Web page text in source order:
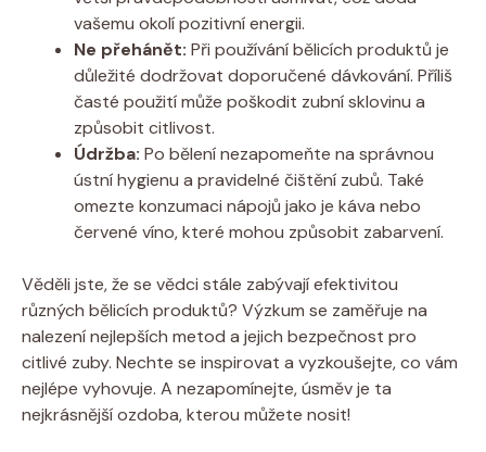
vašemu okolí pozitivní energii.
Ne přehánět: Při používání bělicích produktů je
důležité dodržovat doporučené dávkování. Příliš
časté použití může poškodit zubní sklovinu a
způsobit citlivost.
Údržba: Po bělení nezapomeňte na správnou
ústní hygienu a pravidelné čištění zubů. Také
omezte konzumaci nápojů jako je káva nebo
červené víno, které mohou způsobit zabarvení.
Věděli jste, že se vědci stále zabývají efektivitou
různých bělicích produktů? Výzkum se zaměřuje na
nalezení nejlepších metod a jejich bezpečnost pro
citlivé zuby. Nechte se inspirovat a vyzkoušejte, co vám
nejlépe vyhovuje. A nezapomínejte, úsměv je ta
nejkrásnější ozdoba, kterou můžete nosit!